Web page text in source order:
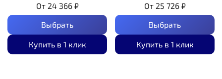
От 24 366 ₽
Выбрать
Купить в 1 клик
От 25 726 ₽
Выбрать
Купить в 1 клик